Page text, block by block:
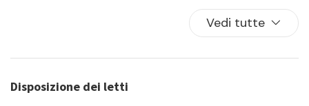
Forno
Lavatrice
Vedi tutte
Disposizione dei letti